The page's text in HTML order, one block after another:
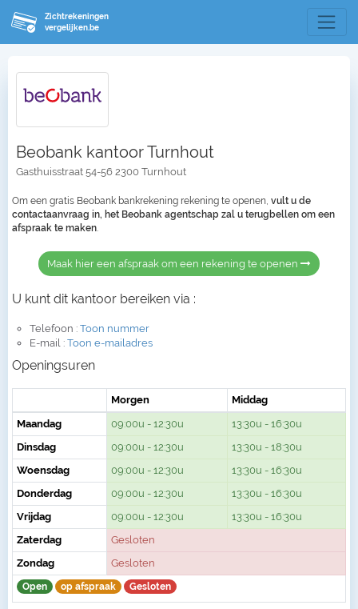
Zichtrekeningen
vergelijken.be
Beobank kantoor Turnhout
Gasthuisstraat 54-56 2300 Turnhout
Om een gratis Beobank bankrekening rekening te openen, vult u de
contactaanvraag in, het Beobank agentschap zal u terugbellen om een
afspraak te maken
Maak hier een afspraak om een rekening te openen
U kunt dit kantoor bereiken via :
Telefoon : Toon nummer
E-mail : Toon e-mailadres
Openingsuren
Morgen
Middag
Maandag
09:00u - 12:30u
13:30u - 16:30u
Dinsdag
09:00u - 12:30u
13:30u - 18:30u
Woensdag
09:00u - 12:30u
13:30u - 16:30u
Donderdag
09:00u - 12:30u
13:30u - 16:30u
Vrijdag
09:00u - 12:30u
13:30u - 16:30u
Zaterdag
Gesloten
Zondag
Gesloten
Open op afspraak Gesloten